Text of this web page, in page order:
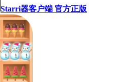
Starri器客户端 官方正版